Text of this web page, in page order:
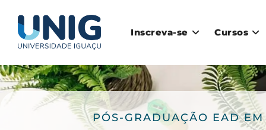
Inscreva-se Cursos
PÓS-GRADUAÇÃO EAD EM